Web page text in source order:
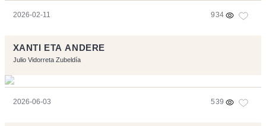
2026-02-11 934
XANTI ETA ANDERE
Julio Vidorreta Zubeldía
2026-06-03 539